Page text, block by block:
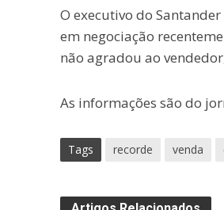
O executivo do
em negociação
não agradou ao
As informações são do
Tags recorde venda